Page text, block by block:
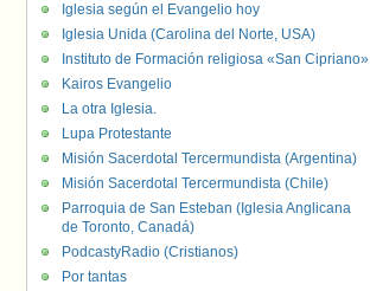
Iglesia según el Evangelio hoy
Iglesia Unida (Carolina del Norte, USA)
Instituto de Formación religiosa «San Cipriano»
Kairos Evangelio
La otra Iglesia.
Lupa Protestante
Misión Sacerdotal Tercermundista (Argentina)
Misión Sacerdotal Tercermundista (Chile)
Parroquia de San Esteban (Iglesia Anglicana
de Toronto, Canadá)
PodcastyRadio (Cristianos)
Por tantas